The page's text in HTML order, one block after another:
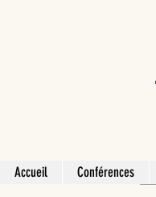
Accueil Conférences